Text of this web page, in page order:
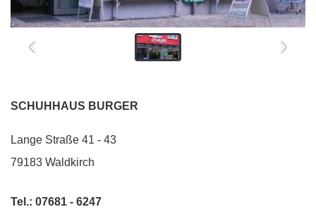
SCHUHHAUS BURGER
Lange Straße 41 - 43
79183 Waldkirch
Tel.: 07681 - 6247